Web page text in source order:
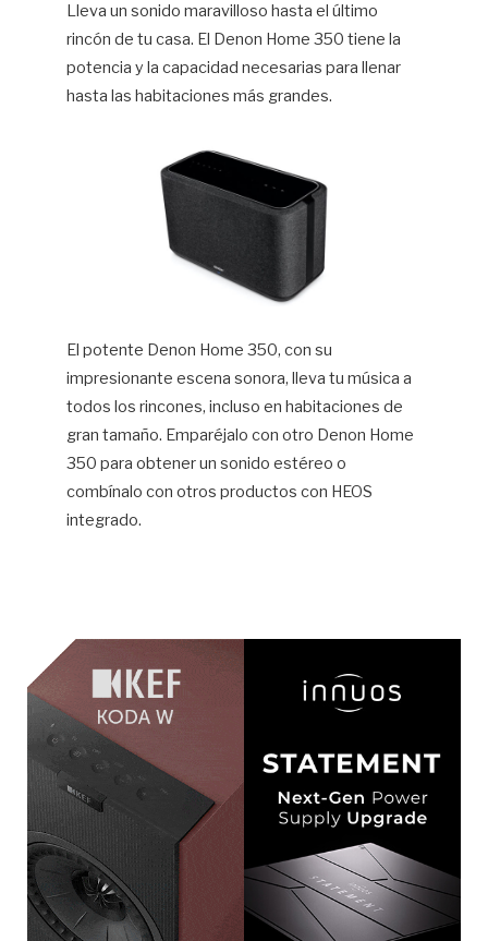
Lleva un sonido maravilloso hasta el último
rincón de tu casa. El Denon Home 350 tiene la
potencia y la capacidad necesarias para llenar
hasta las habitaciones más grandes.
El potente Denon Home 350, con su
impresionante escena sonora, lleva tu música a
todos los rincones, incluso en habitaciones de
gran tamaño. Emparéjalo con otro Denon Home
350 para obtener un sonido estéreo o
combínalo con otros productos con HEOS
integrado.